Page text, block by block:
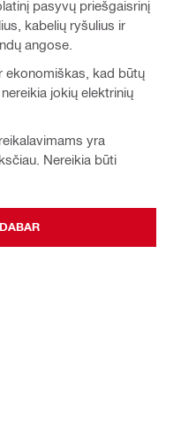
pasyvų priešgaisrinį
kabelių ryšulius ir
angose.
ekonomiškas, kad būtų
jokių elektrinių
yra
Nereikia būti